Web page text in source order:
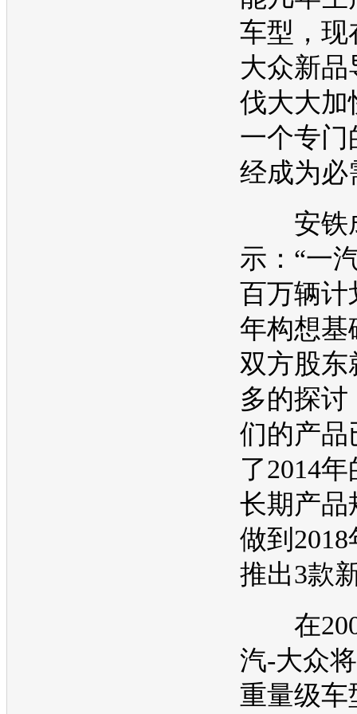
车型 ，
大众新品
伐大大加
一个专门
经成为必
安铁
示：“一
百万辆计
年构想基
双方股东
多的探讨
们的产品
了2014
长期产品
做到
推出3款
在
汽-大众
重量级车